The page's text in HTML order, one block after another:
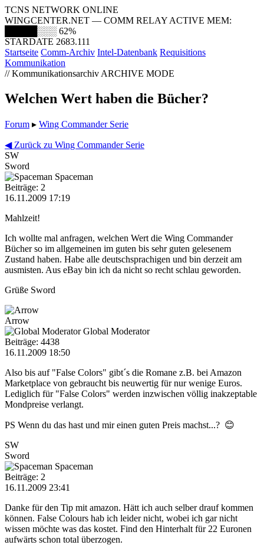
TCNS NETWORK ONLINE
WINGCENTER.NET — COMM RELAY ACTIVE MEM:
█████░░░ 62%
STARDATE 2683.111
Startseite Comm-Archiv Intel-Datenbank Requisitions
Kommunikation
// Kommunikationsarchiv ARCHIVE MODE
Welchen Wert haben die Bücher?
Forum ▸ Wing Commander Serie
◀ Zurück zu Wing Commander Serie
SW
Sword
Spaceman
Beiträge: 2
16.11.2009 17:19
Mahlzeit!
Ich wollte mal anfragen, welchen Wert die Wing Commander
Bücher so im allgemeinen im guten bis sehr guten gelesenem
Zustand haben. Habe alle deutschsprachigen und bin derzeit am
ausmisten. Aus eBay bin ich da nicht so recht schlau geworden.
Grüße Sword
Arrow
Global Moderator
Beiträge: 4438
16.11.2009 18:50
Also bis auf "False Colors" gibt´s die Romane z.B. bei Amazon
Marketplace von gebraucht bis neuwertig für nur wenige Euros.
Lediglich für "False Colors" werden inzwischen völlig inakzeptable
Mondpreise verlangt.
PS Wenn du das hast und mir einen guten Preis machst...? 😊
SW
Sword
Spaceman
Beiträge: 2
16.11.2009 23:41
Danke für den Tip mit amazon. Hätt ich auch selber drauf kommen
können. False Colours hab ich leider nicht, wobei ich gar nicht
wissen möchte was das kostet. Find den Hinterhalt für 22 Euronen
aufwärts schon total überzogen.